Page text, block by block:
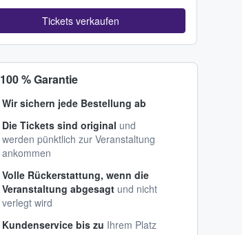
Tickets verkaufen
100 % Garantie
Wir sichern jede Bestellung ab
Die Tickets sind original und
werden pünktlich zur Veranstaltung
ankommen
Volle Rückerstattung, wenn die
Veranstaltung abgesagt und nicht
verlegt wird
Kundenservice bis zu Ihrem Platz